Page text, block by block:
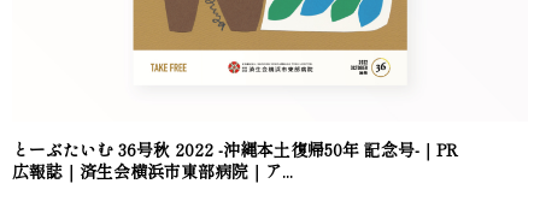
とーぶたいむ 36号秋 2022 -沖縄本土復帰50年 記念号-｜PR
広報誌｜済生会横浜市東部病院｜ア...